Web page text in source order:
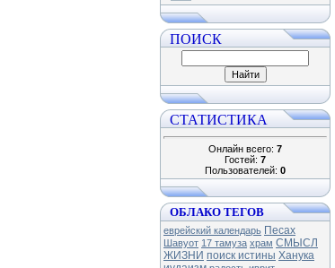
ПОИСК
СТАТИСТИКА
Онлайн всего: 7
Гостей: 7
Пользователей: 0
ОБЛАКО ТЕГОВ
еврейский календарь Песах
Шавуот 17 тамуза храм СМЫСЛ
ЖИЗНИ поиск истины Ханука